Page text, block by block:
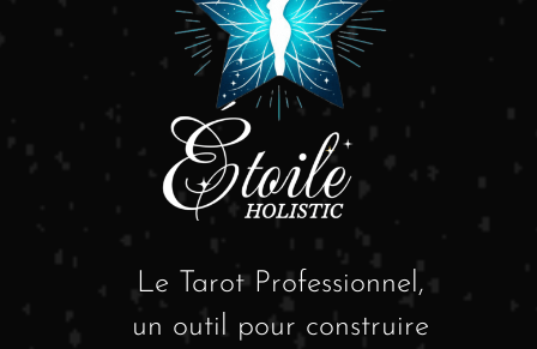
Le Tarot Professionnel,
un outil pour construire